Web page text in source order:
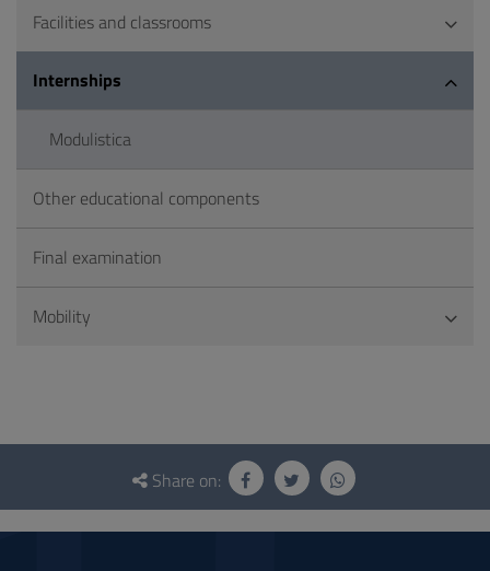
Facilities and classrooms
Internships
Modulistica
Other educational components
Final examination
Mobility
Questionnaire
social
Share on: